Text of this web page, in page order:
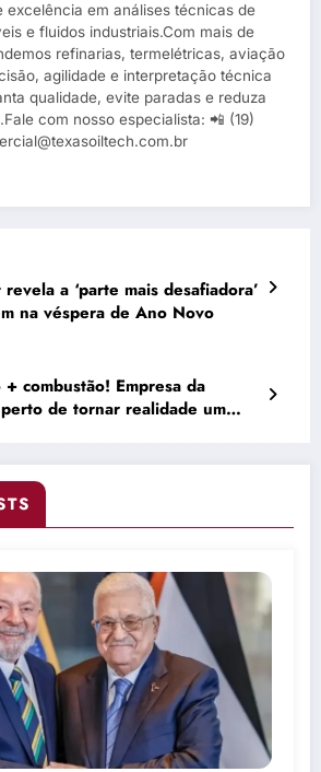
excelência em análises técnicas de
e fluidos industriais.Com mais de
refinarias, termelétricas, aviação
agilidade e interpretação técnica
qualidade, evite paradas e reduza
com nosso especialista: 📲 (19)
revela a ‘parte mais desafiadora’
na véspera de Ano Novo
combustão! Empresa da
perto de tornar realidade um